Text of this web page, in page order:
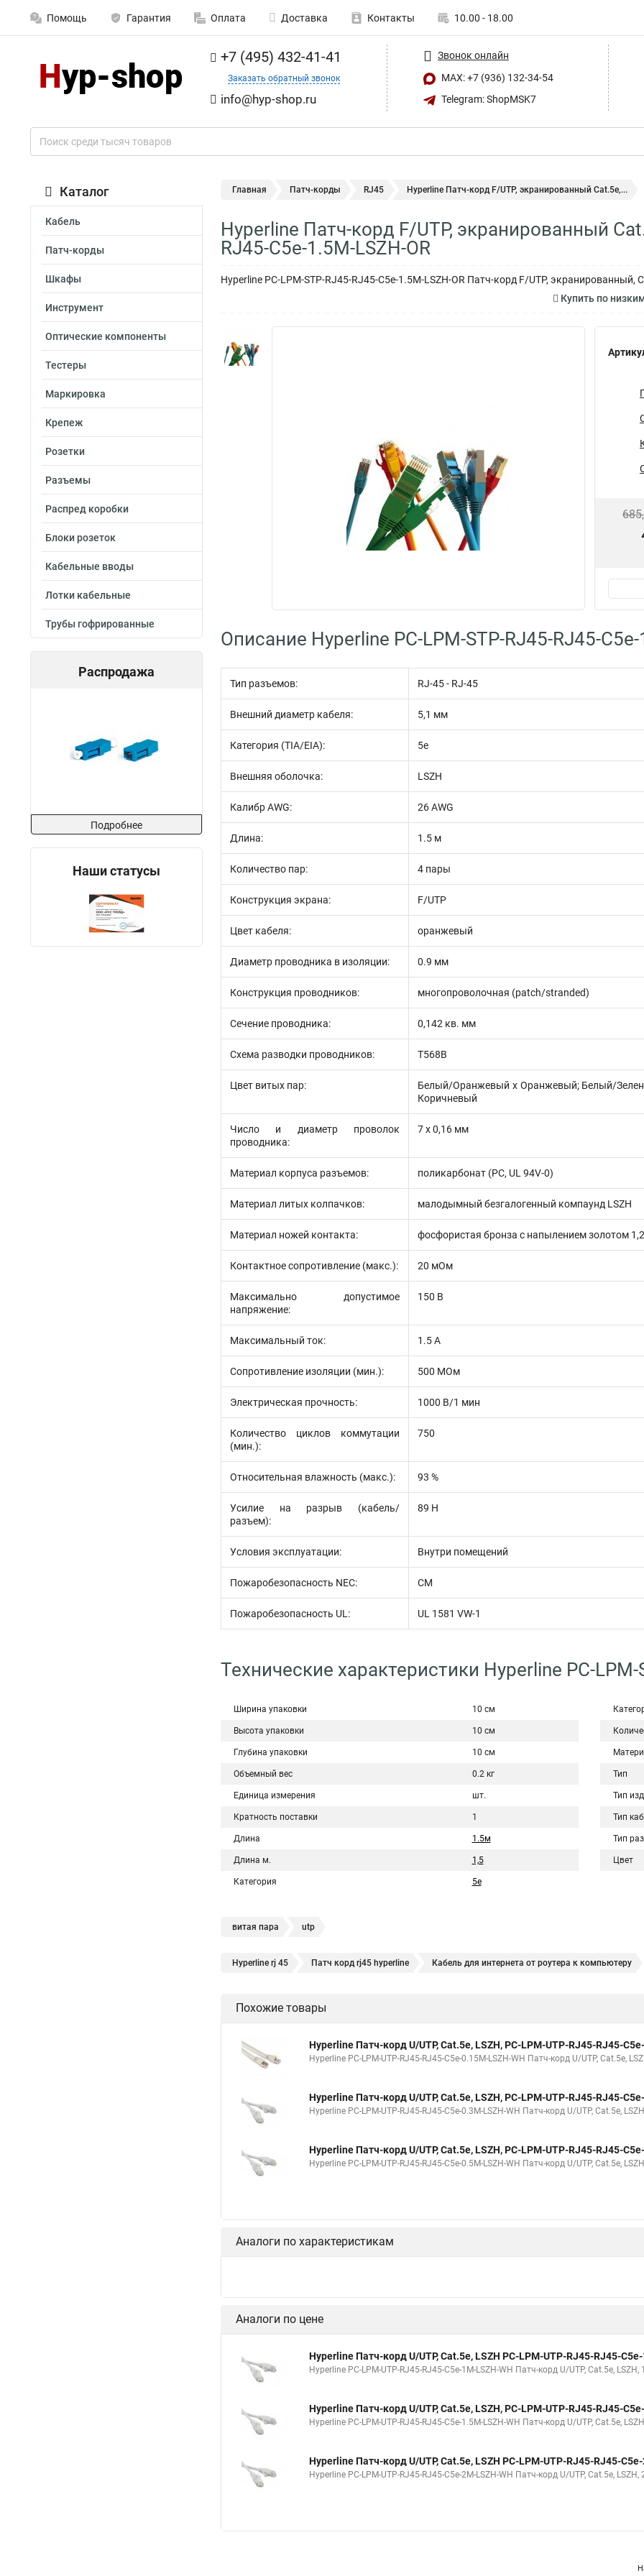
Помощь Гарантия Оплата Доставка Контакты 10.00 - 18.00
+7 (495) 432-41-41
Заказать обратный звонок
info@hyp-shop.ru
Звонок онлайн
MAX: +7 (936) 132-34-54
Telegram: ShopMSK7
Каталог
Кабель
Патч-корды
Шкафы
Инструмент
Оптические компоненты
Тестеры
Маркировка
Крепеж
Розетки
Разъемы
Распред коробки
Блоки розеток
Кабельные вводы
Лотки кабельные
Трубы гофрированные
Распродажа
Подробнее
Наши статусы
Главная Патч-корды RJ45 Hyperline Патч-корд F/UTP, экранированный Cat.5e,...
Hyperline Патч-корд F/UTP, экранированный
RJ45-C5e-1.5M-LSZH-OR
Hyperline PC-LPM-STP-RJ45-RJ45-C5e-1.5M-LSZH-OR Патч-корд F/UTP, экранированный,
Купить по
Описание Hyperline PC-LPM-STP-RJ45-RJ45-
Тип разъемов: RJ-45 - RJ-45
Внешний диаметр кабеля: 5,1 мм
Категория (TIA/EIA): 5e
Внешняя оболочка: LSZH
Калибр AWG: 26 AWG
Длина: 1.5 м
Количество пар: 4 пары
Конструкция экрана: F/UTP
Цвет кабеля: оранжевый
Диаметр проводника в изоляции: 0.9 мм
Конструкция проводников: многопроволочная (patch/stranded)
Сечение проводника: 0,142 кв. мм
Схема разводки проводников: T568B
Цвет витых пар:
Белый/Оранжевый х Оранжевый; Белый/
Коричневый
Число и диаметр проволок
проводника:
7 х 0,16 мм
Материал корпуса разъемов: поликарбонат (PC, UL 94V-0)
Материал литых колпачков: малодымный безгалогенный компаунд LSZH
Материал ножей контакта: фосфористая бронза с напылением золотом
Контактное сопротивление (макс.): 20 мОм
Максимально допустимое
напряжение:
150 В
Максимальный ток: 1.5 А
Сопротивление изоляции (мин.): 500 МОм
Электрическая прочность: 1000 В/1 мин
Количество циклов коммутации
(мин.):
750
Относительная влажность (макс.): 93 %
Усилие на разрыв (кабель/
разъем):
89 Н
Условия эксплуатации: Внутри помещений
Пожаробезопасность NEC: CM
Пожаробезопасность UL: UL 1581 VW-1
Технические характеристики Hyperline PC-
Ширина упаковки 10 см
Высота упаковки 10 см
Глубина упаковки 10 см
Объемный вес 0.2 кг
Единица измерения шт.
Кратность поставки 1
Длина 1.5м
Длина м. 1,5
Категория 5e
Тип
Тип
Тип
Тип
Цвет
витая пара utp
Hyperline rj 45 Патч корд rj45 hyperline Кабель для интернета от роутера к компьютеру
Похожие товары
Hyperline Патч-корд U/UTP, Cat.5е, LSZH, PC-LPM-UTP-RJ45-RJ45-
Hyperline PC-LPM-UTP-RJ45-RJ45-C5e-0.15M-LSZH-WH Патч-корд U/UTP, Cat.5е,
Hyperline Патч-корд U/UTP, Cat.5е, LSZH, PC-LPM-UTP-RJ45-RJ45-
Hyperline PC-LPM-UTP-RJ45-RJ45-C5e-0.3M-LSZH-WH Патч-корд U/UTP, Cat.5е,
Hyperline Патч-корд U/UTP, Cat.5e, LSZH, PC-LPM-UTP-RJ45-RJ45-
Hyperline PC-LPM-UTP-RJ45-RJ45-C5e-0.5M-LSZH-WH Патч-корд U/UTP, Cat.5e,
Аналоги по характеристикам
Аналоги по цене
Hyperline Патч-корд U/UTP, Cat.5е, LSZH, PC-LPM-UTP-RJ45-RJ45-